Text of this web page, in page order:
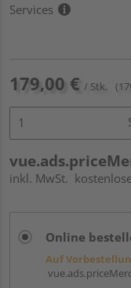
Services
179,00 € / Stk.
inkl. MwSt.
Online
Auf